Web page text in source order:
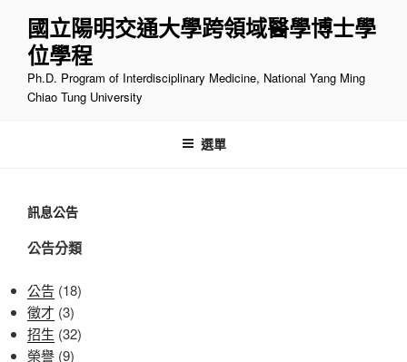
國立陽明交通大學跨領域醫學博士學
位學程
Ph.D. Program of Interdisciplinary Medicine, National Yang Ming
Chiao Tung University
選單
訊息公告
公告分類
公告 (18)
徵才 (3)
招生 (32)
榮譽 (9)